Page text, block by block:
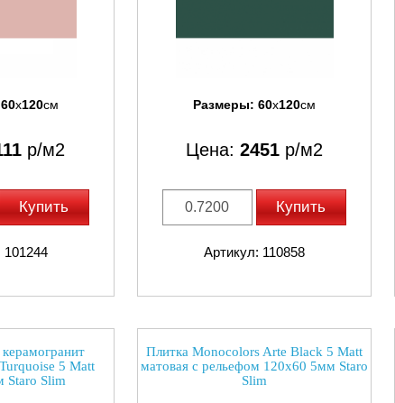
60x120см
р/м2
Купить
101244
Размеры: 60x120см
Цена: 2451р/м2
Купить
Артикул: 110858
5 Matt
Staro Slim
Плитка Monocolors Arte Black 5 Matt
матовая с рельефом 120x60 5мм Staro
Slim